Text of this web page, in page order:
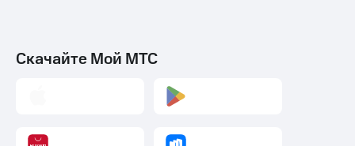
Скачайте Мой МТС